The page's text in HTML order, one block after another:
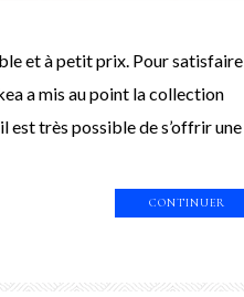
et à petit prix. Pour satisfaire
a mis au point la collection
est très possible de s’offrir une
CONTINUER